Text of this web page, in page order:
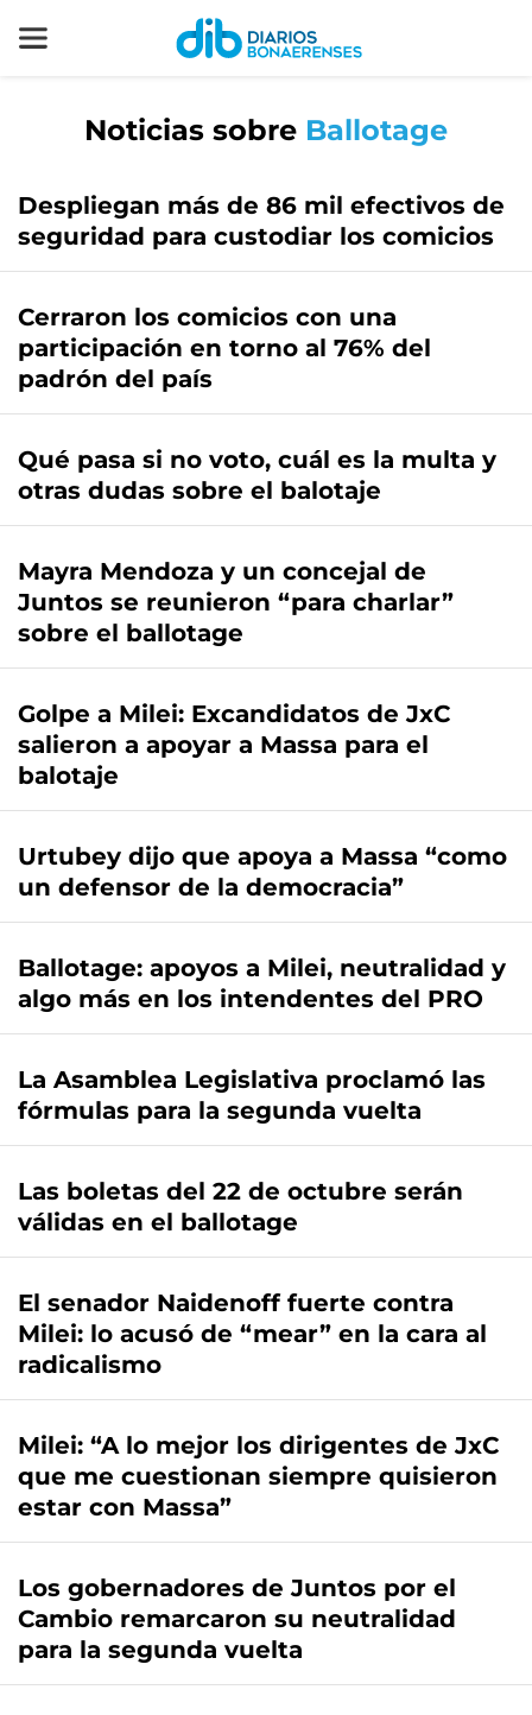
Noticias sobre Ballotage
Despliegan más de 86 mil efectivos de
seguridad para custodiar los comicios
Cerraron los comicios con una
participación en torno al 76% del
padrón del país
Qué pasa si no voto, cuál es la multa y
otras dudas sobre el balotaje
Mayra Mendoza y un concejal de
Juntos se reunieron “para charlar”
sobre el ballotage
Golpe a Milei: Excandidatos de JxC
salieron a apoyar a Massa para el
balotaje
Urtubey dijo que apoya a Massa “como
un defensor de la democracia”
Ballotage: apoyos a Milei, neutralidad y
algo más en los intendentes del PRO
La Asamblea Legislativa proclamó las
fórmulas para la segunda vuelta
Las boletas del 22 de octubre serán
válidas en el ballotage
El senador Naidenoff fuerte contra
Milei: lo acusó de “mear” en la cara al
radicalismo
Milei: “A lo mejor los dirigentes de JxC
que me cuestionan siempre quisieron
estar con Massa”
Los gobernadores de Juntos por el
Cambio remarcaron su neutralidad
para la segunda vuelta